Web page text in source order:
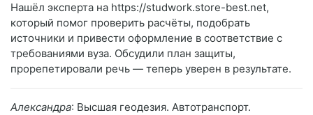
Нашёл эксперта на https://studwork.store-best.net,
который помог проверить расчёты, подобрать
источники и привести оформление в соответствие с
требованиями вуза. Обсудили план защиты,
прорепетировали речь — теперь уверен в результате.
Александра: Высшая геодезия. Автотранспорт.